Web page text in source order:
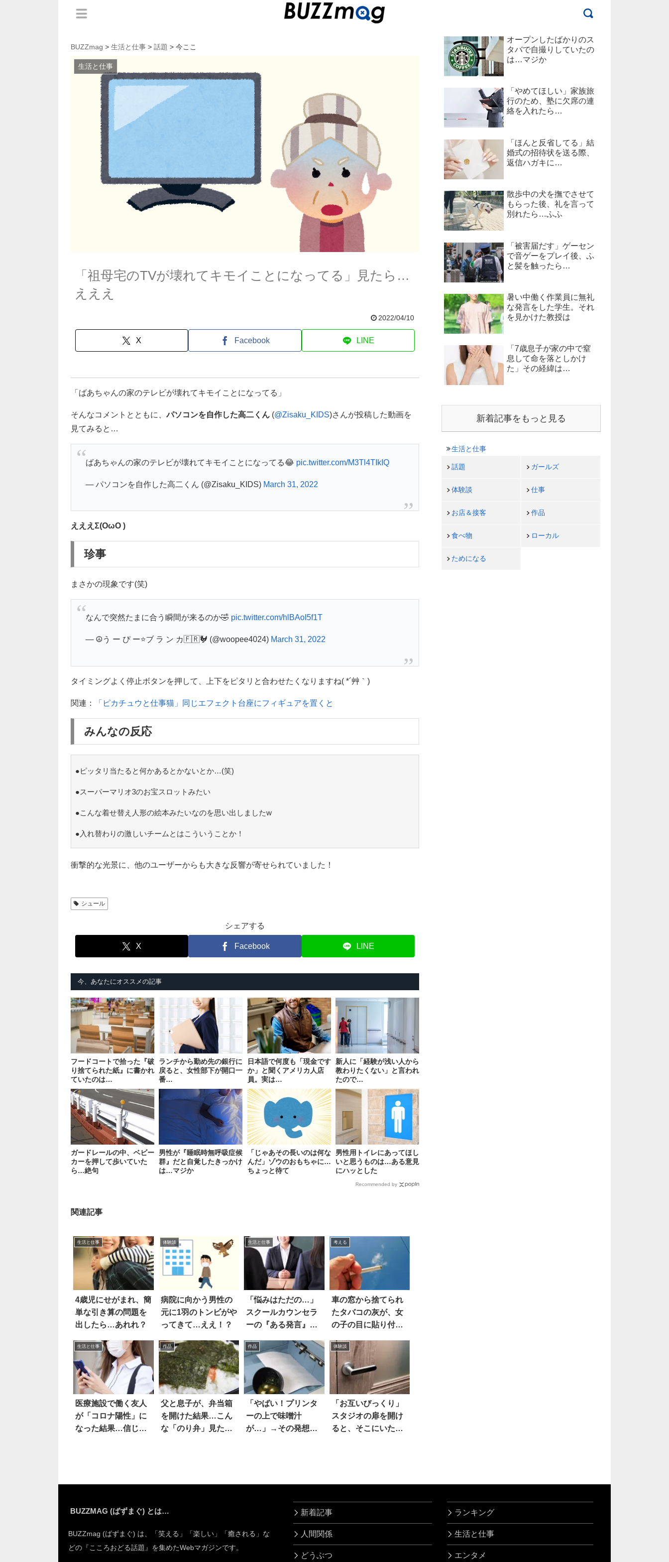
BUZZmag > 生活と仕事 > 話題 > 今ここ
生活と仕事
「祖母宅のTVが壊れてキモイことになってる」見たら…
えええ
2022/04/10
X Facebook LINE
「ばあちゃんの家のテレビが壊れてキモイことになってる」
そんなコメントとともに、パソコンを自作した高二くん (@Zisaku_KIDS)さんが投稿した動画を
見てみると…
ばあちゃんの家のテレビが壊れてキモイことになってる😂 pic.twitter.com/M3Tl4TIkIQ
— パソコンを自作した高二くん (@Zisaku_KIDS) March 31, 2022
えええΣ(OωO )
珍事
まさかの現象です(笑)
なんで突然たまに合う瞬間が来るのか🤣 pic.twitter.com/hlBAoI5f1T
— ☮️う ー ぴ ー⭐️ブ ラ ン カ🇫🇷🐓 (@woopee4024) March 31, 2022
タイミングよく停止ボタンを押して、上下をピタリと合わせたくなりますね( *´艸｀)
関連： 「ピカチュウと仕事猫」同じエフェクト台座にフィギュアを置くと
みんなの反応
●ピッタリ当たると何かあるとかないとか…(笑)
●スーパーマリオ3のお宝スロットみたい
●こんな着せ替え人形の絵本みたいなのを思い出しましたw
●入れ替わりの激しいチームとはこういうことか！
衝撃的な光景に、他のユーザーからも大きな反響が寄せられていました！
シュール
シェアする
X Facebook LINE
今、あなたにオススメの記事
フードコートで拾った『破
り捨てられた紙』に書かれ
ていたのは…
ランチから勤め先の銀行に
戻ると、女性部下が開口一
番…
日本語で何度も「現金です
か」と聞くアメリカ人店
員。実は…
新人に「経験が浅い人から
教わりたくない」と言われ
たので…
ガードレールの中、ベビー
カーを押して歩いていた
ら…絶句
男性が『睡眠時無呼吸症候
群』だと自覚したきっかけ
は…マジか
「じゃあその長いのは何な
んだ」ゾウのおもちゃに…
ちょっと待て
男性用トイレにあってほし
いと思うものは…ある意見
にハッとした
Recommended by
関連記事
生活と仕事
4歳児にせがまれ、簡
単な引き算の問題を
出したら…あれれ？
体験談
病院に向かう男性の
元に1羽のトンビがや
ってきて…ええ！？
生活と仕事
「悩みはただの…」
スクールカウンセラ
ーの『ある発言』に
考える
車の窓から捨てられ
たタバコの灰が、女
の子の目に貼り付く
事態に…
生活と仕事
医療施設で働く友人
が「コロナ陽性」に
なった結果…信じが
作品
父と息子が、弁当箱
を開けた結果…こん
な「のり弁」見たこ
作品
「やばい！プリンタ
ーの上で味噌汁
が…」→その発想は
体験談
「お互いびっくり」
スタジオの扉を開け
ると、そこにいたの
オープンしたばかりのス
タバで自撮りしていたの
は…マジか
「やめてほしい」家族旅
行のため、塾に欠席の連
絡を入れたら…
「ほんと反省してる」結
婚式の招待状を送る際、
返信ハガキに…
散歩中の犬を撫でさせて
もらった後、礼を言って
別れたら…ふふ
「被害届だす」ゲーセン
で音ゲーをプレイ後、ふ
と髪を触ったら…
暑い中働く作業員に無礼
な発言をした学生。それ
を見かけた教授は
「7歳息子が家の中で窒
息して命を落としかけ
た」その経緯は…
新着記事をもっと見る
生活と仕事
話題 ガールズ
体験談 仕事
お店＆接客 作品
食べ物 ローカル
ためになる
BUZZMAG (ばずまぐ) とは…
BUZZmag (ばずまぐ) は、「笑える」「楽しい」「癒される」な
どの『こころおどる話題』を集めたWebマガジンです。
新着記事
人間関係
どうぶつ
ランキング
生活と仕事
エンタメ